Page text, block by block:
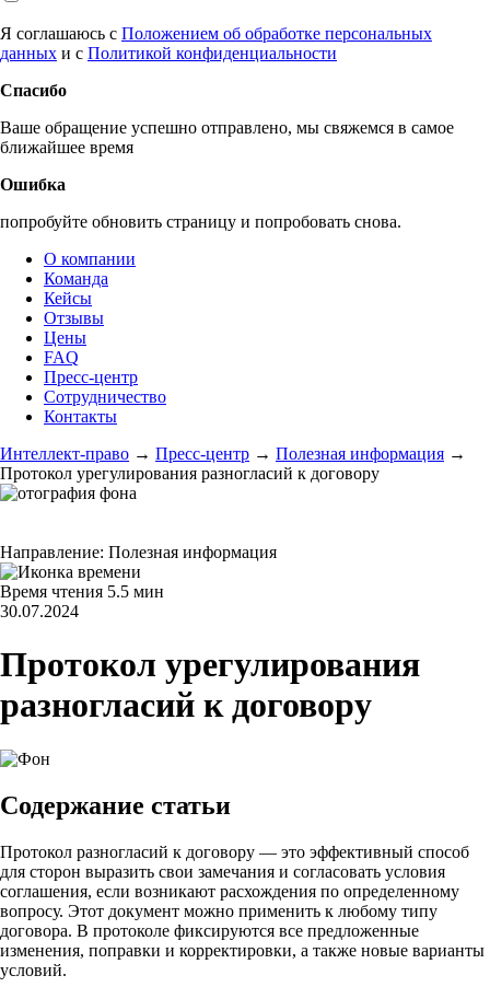
Я соглашаюсь с Положением об обработке персональных
данных и с Политикой конфиденциальности
Спасибо
Ваше обращение успешно отправлено, мы свяжемся в самое
ближайшее время
Ошибка
попробуйте обновить страницу и попробовать снова.
О компании
Команда
Кейсы
Отзывы
Цены
FAQ
Пресс-центр
Сотрудничество
Контакты
Интеллект-право → Пресс-центр → Полезная информация →
Протокол урегулирования разногласий к договору
Направление: Полезная информация
Время чтения 5.5 мин
30.07.2024
Протокол урегулирования
разногласий к договору
Содержание статьи
Протокол разногласий к договору — это эффективный способ
для сторон выразить свои замечания и согласовать условия
соглашения, если возникают расхождения по определенному
вопросу. Этот документ можно применить к любому типу
договора. В протоколе фиксируются все предложенные
изменения, поправки и корректировки, а также новые варианты
условий.